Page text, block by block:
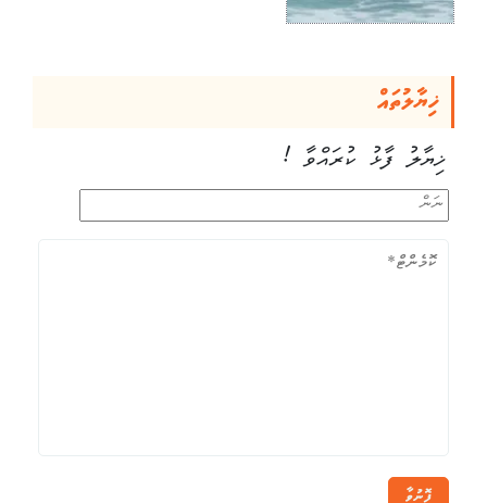
ޚިޔާލުތައް
ޚިޔާލު ފާޅު ކުރައްވާ !
ފޮނުވާ